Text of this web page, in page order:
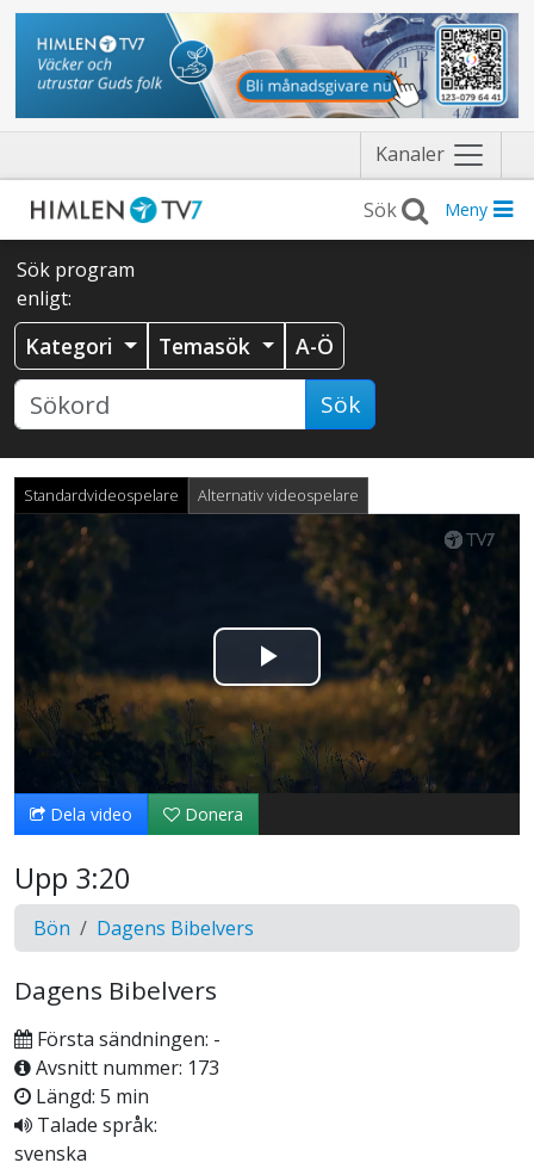
Kanaler Näytä
valikko
Meny
Sök program
enligt:
Kategori Temasök A-Ö
Sök
Standardvideospelare Alternativ videospelare
Spela
upp
video
Dela video Donera
Upp 3:20
Bön Dagens Bibelvers
Dagens Bibelvers
Första sändningen: -
Avsnitt nummer: 173
Längd: 5 min
Talade språk:
svenska